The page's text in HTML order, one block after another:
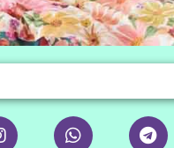
T
e
W
h